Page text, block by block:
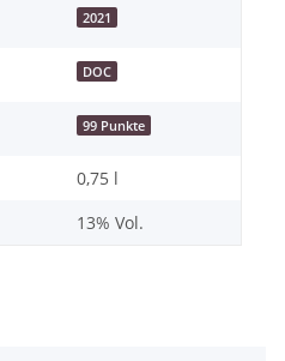
2021
DOC
99 Punkte
0,75 l
13% Vol.